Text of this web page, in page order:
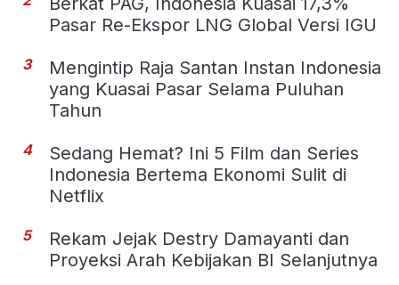
Pasar Re-Ekspor LNG Global Versi IGU
3
Mengintip Raja Santan Instan Indonesia
yang Kuasai Pasar Selama Puluhan
Tahun
4
Sedang Hemat? Ini 5 Film dan Series
Indonesia Bertema Ekonomi Sulit di
Netflix
5
Rekam Jejak Destry Damayanti dan
Proyeksi Arah Kebijakan BI Selanjutnya